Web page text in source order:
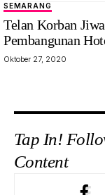
SEMARANG
Telan Korban
Pembangunan
Oktober 27, 2020
Tap In!
Content